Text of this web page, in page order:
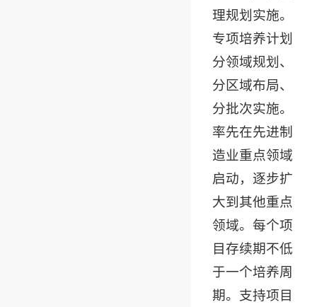
理规划实施。
专项培养计划
分领域规划、
分区域布局、
分批次实施。
率先在先进制
造业重点领域
启动，逐步扩
大到其他重点
领域。每个项
目存续期不低
于一个培养周
期。支持项目